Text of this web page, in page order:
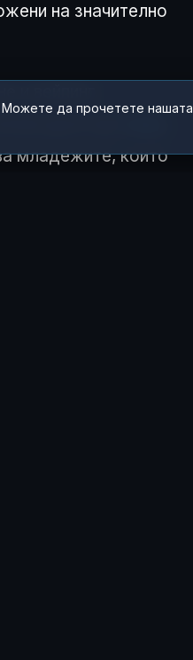
на значително
младежите, които
Можете да прочетете нашата